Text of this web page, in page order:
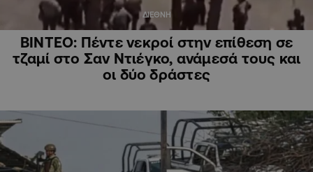
ΔΙΕΘΝΗ
ΒΙΝΤΕΟ: Πέντε νεκροί στην επίθεση σε
τζαμί στο Σαν Ντιέγκο, ανάμεσά τους και
οι δύο δράστες